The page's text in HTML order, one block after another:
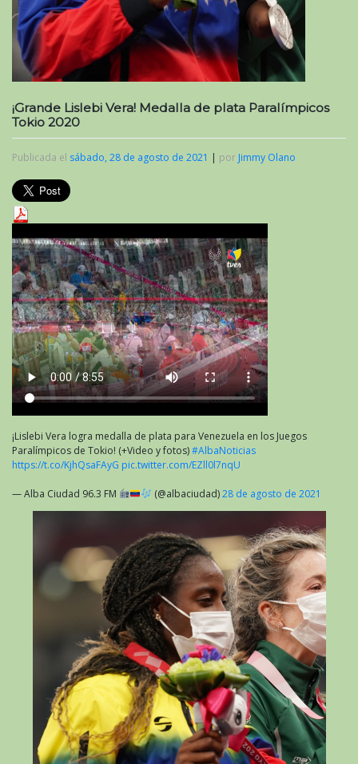
¡Grande Lislebi Vera! Medalla de plata Paralímpicos
Tokio 2020
Publicada el sábado, 28 de agosto de 2021 | por Jimmy Olano
¡Lislebi Vera logra medalla de plata para Venezuela en los Juegos
Paralímpicos de Tokio! (+Video y fotos)#AlbaNoticias
https://t.co/KjhQsaFAyG pic.twitter.com/EZll0l7nqU
— Alba Ciudad 96.3 FM (@albaciudad)28 de agosto de 2021